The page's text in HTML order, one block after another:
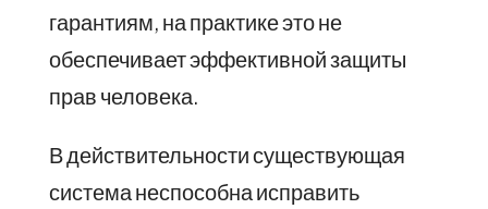
гарантиям, на практике это не
обеспечивает эффективной защиты
прав человека.
В действительности существующая
система неспособна исправить